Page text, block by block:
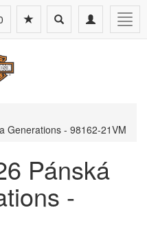
Toggle
navigation
Toggle
search
Generations - 98162-21VM
Pánská
-